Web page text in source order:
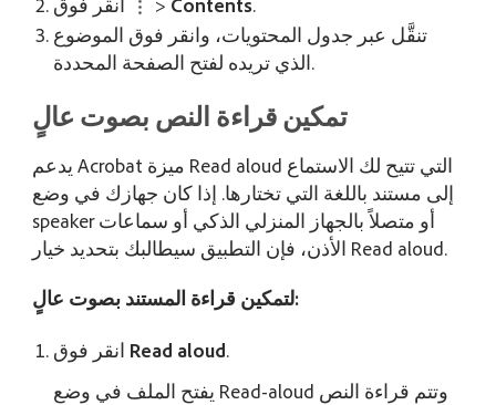
تنقَّل عبر جدول المحتويات، وانقر فوق الموضوع
الذي تريده لفتح الصفحة المحددة.
تمكين قراءة النص بصوت عالٍ
يدعم Acrobat ميزة Read aloud التي تتيح لك الاستماع
إلى مستند باللغة التي تختارها. إذا كان جهازك في وضع
speaker أو متصلاً بالجهاز المنزلي الذكي أو سماعات
الأذن، فإن التطبيق سيطالبك بتحديد خيار Read aloud.
لتمكين قراءة المستند بصوت عالٍ:
Read aloud.
يفتح الملف في وضع Read-aloud وتتم قراءة النص